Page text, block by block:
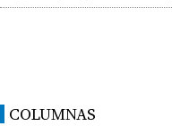
COLUMNAS